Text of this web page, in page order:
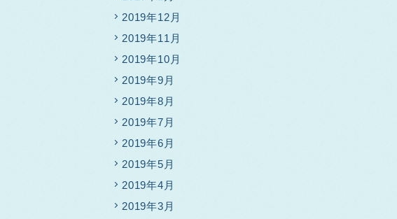
2019年12月
2019年11月
2019年10月
2019年9月
2019年8月
2019年7月
2019年6月
2019年5月
2019年4月
2019年3月